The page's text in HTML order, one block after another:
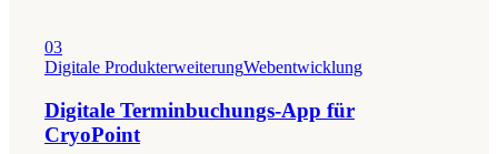
03
Digitale ProdukterweiterungWebentwicklung
Digitale Terminbuchungs-App für
CryoPoint